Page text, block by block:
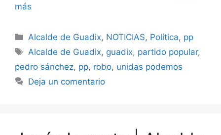
más
Categorías
Alcalde de Guadix, NOTICIAS, Política, pp
Etiquetas
Alcalde de Guadix, guadix, partido popular,
pedro sánchez, pp, robo, unidas podemos
Deja un comentario